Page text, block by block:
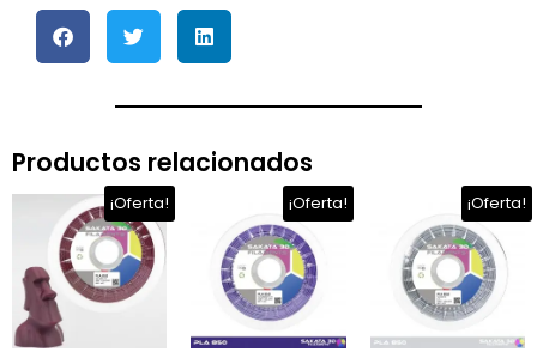
Productos relacionados
¡Oferta!
El
precio
original
era:
$699.00.
El
precio
actual
es:
$450.00.
¡Oferta!
precio
original
era:
$699.00.
El
precio
¡Oferta!
precio
original
era:
$699.00.
El
es: